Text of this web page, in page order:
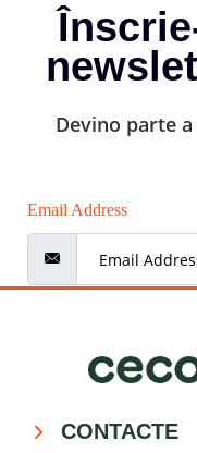
Devino parte
Email Address
CONTACTE